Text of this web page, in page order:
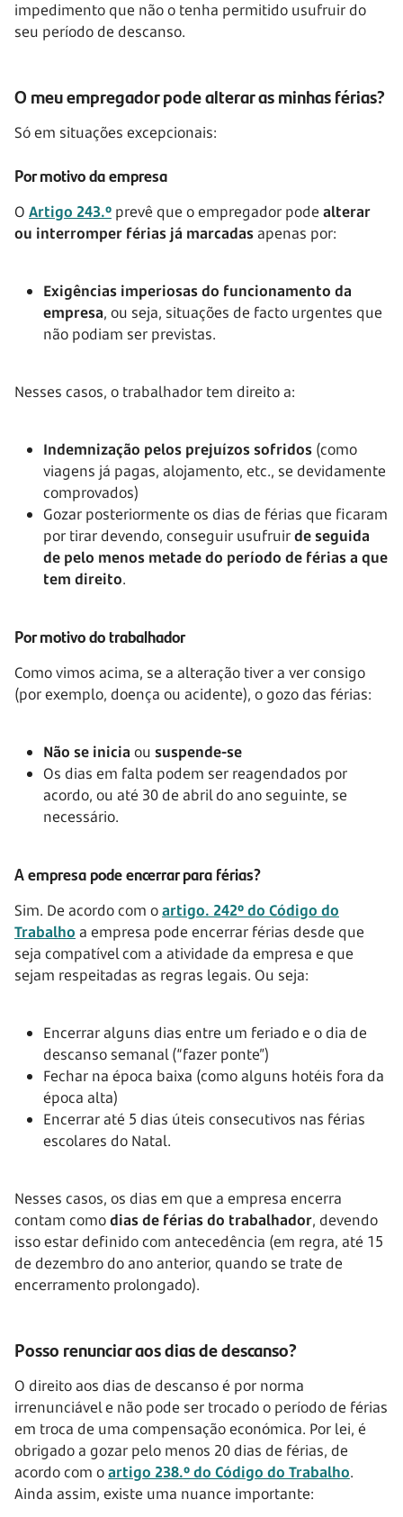
impedimento que não o tenha permitido usufruir do
seu período de descanso.
O meu empregador pode alterar as minhas férias?
Só em situações excepcionais:
Por motivo da empresa
O Artigo 243.º prevê que o empregador pode alterar
ou interromper férias já marcadasapenas por:
Exigências imperiosas do funcionamento da
empresa, ou seja, situações de facto urgentes que
não podiam ser previstas.
Nesses casos, o trabalhador tem direito a:
Indemnização pelos prejuízos sofridos (como
viagens já pagas, alojamento, etc., se devidamente
comprovados)
Gozar posteriormente os dias de férias que ficaram
por tirar devendo, conseguir usufruirde seguida
de pelo menos metade do período de férias a que
tem direito.
Por motivo do trabalhador
Como vimos acima, se a alteração tiver a ver consigo
(por exemplo, doença ou acidente), o gozo das férias:
Não se inicia ou suspende-se
Os dias em falta podem ser reagendados por
acordo, ou até 30 de abril do ano seguinte, se
necessário.
A empresa pode encerrar para férias?
Sim. De acordo com oartigo. 242º do Código do
Trabalho a empresa pode encerrar férias desde que
seja compatível com a atividade da empresa e que
sejam respeitadas as regras legais. Ou seja:
Encerrar alguns dias entre um feriado e o dia de
descanso semanal (“fazer ponte”)
Fechar na época baixa (como alguns hotéis fora da
época alta)
Encerrar até 5 dias úteis consecutivos nas férias
escolares do Natal.
Nesses casos, os dias em que a empresa encerra
contam comodias de férias do trabalhador, devendo
isso estar definido com antecedência (em regra, até 15
de dezembro do ano anterior, quando se trate de
encerramento prolongado).
Posso renunciar aos dias de descanso?
O direito aos dias de descanso é por norma
irrenunciável e não pode ser trocado o período de férias
em troca de uma compensação económica. Por lei, é
obrigado a gozar pelo menos 20 dias de férias, de
acordo com oartigo 238.º do Código do Trabalho.
Ainda assim, existe uma nuance importante: